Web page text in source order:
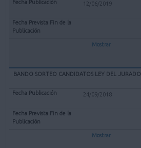
12/06/2019
Mostrar
BANDO SORTEO CANDIDATOS LEY DEL JURADO
24/09/2018
Mostrar